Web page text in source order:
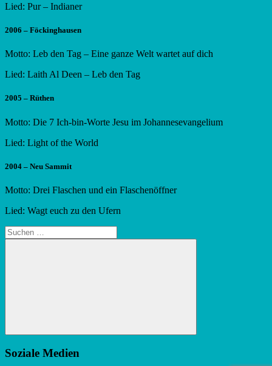
Lied: Pur – Indianer
2006 – Föckinghausen
Motto: Leb den Tag – Eine ganze Welt wartet auf dich
Lied: Laith Al Deen – Leb den Tag
2005 – Rüthen
Motto: Die 7 Ich-bin-Worte Jesu im Johannesevangelium
Lied: Light of the World
2004 – Neu Sammit
Motto: Drei Flaschen und ein Flaschenöffner
Lied: Wagt euch zu den Ufern
Suchen
nach:
Suchen
Soziale Medien